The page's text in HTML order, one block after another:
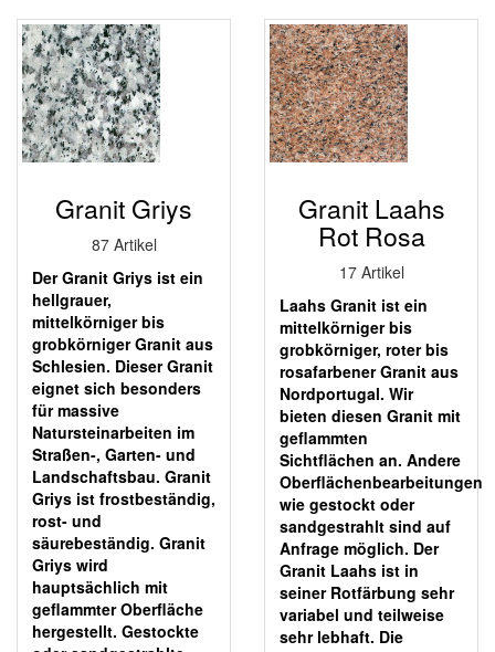
Granit Griys
87 Artikel
Der Granit Griys ist ein
hellgrauer,
mittelkörniger bis
grobkörniger Granit aus
Schlesien. Dieser Granit
eignet sich besonders
für massive
Natursteinarbeiten im
Straßen-, Garten- und
Landschaftsbau. Granit
Griys ist frostbeständig,
rost- und
säurebeständig. Granit
Griys wird
hauptsächlich mit
geflammter Oberfläche
hergestellt. Gestockte
Granit Laahs
Rot Rosa
17 Artikel
Laahs Granit ist ein
mittelkörniger bis
grobkörniger, roter bis
rosafarbener Granit aus
Nordportugal. Wir
bieten diesen Granit mit
geflammten
Sichtflächen an. Andere
Oberflächenbearbeitungen
wie gestockt oder
sandgestrahlt sind auf
Anfrage möglich. Der
Granit Laahs ist in
seiner Rotfärbung sehr
variabel und teilweise
sehr lebhaft. Die